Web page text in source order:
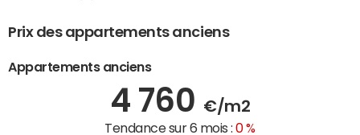
Prix des appartements anciens
Appartements anciens
4 760 €/m2
Tendance sur 6 mois :0 %